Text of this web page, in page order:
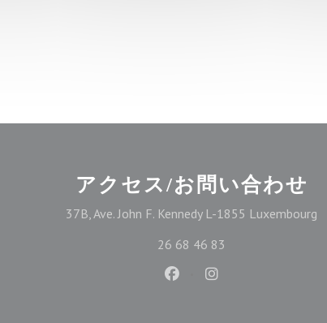
アクセス/お問い合わせ
37B, Ave. John F. Kennedy L-1855 Luxembourg
26 68 46 83
Facebook ((新しいウィ
Instagram ((新し